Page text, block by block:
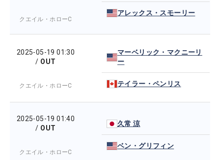
クエイル・ホローC
アレックス・スモーリー
2025-05-19 01:30
/ OUT
クエイル・ホローC
マーベリック・マクニーリ
ー
テイラー・ペンリス
2025-05-19 01:40
/ OUT
クエイル・ホローC
久常 涼
ベン・グリフィン